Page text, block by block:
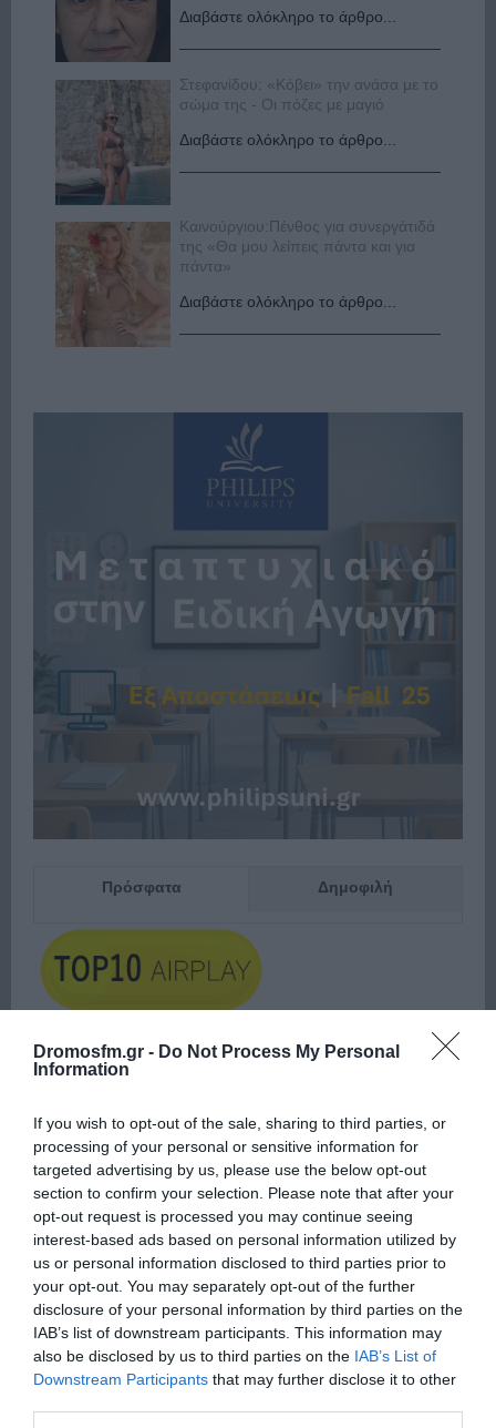
Dromosfm.gr - Do Not Process My Personal
Information
If you wish to opt-out of the sale, sharing to third parties, or
processing of your personal or sensitive information for
targeted advertising by us, please use the below opt-out
section to confirm your selection. Please note that after your
opt-out request is processed you may continue seeing
interest-based ads based on personal information utilized by
us or personal information disclosed to third parties prior to
your opt-out. You may separately opt-out of the further
disclosure of your personal information by third parties on the
IAB’s list of downstream participants. This information may
also be disclosed by us to third parties on the IAB’s List of
Downstream Participants that may further disclose it to other
Διαβάστε ολόκληρο το άρθρο...
Στεφανίδου: «Κόβει» την ανάσα με το
σώμα της - Οι πόζες με μαγιό
Διαβάστε ολόκληρο το άρθρο...
Καινούργιου:Πένθος για συνεργάτιδά
της «Θα μου λείπεις πάντα και για
πάντα»
Διαβάστε ολόκληρο το άρθρο...
Πρόσφατα Δημοφιλή
ΕΙΠΕΣ – ΦΕΡΡΗΣ ΘΟΔΩΡΗΣ
Παρακαλώ Περιμένετε...
ΛΟΓΑΡΙΑΣΜΟΣ - ΛΙΟΛΙΟΥ ΚΑΤΕΡΙΝΑ